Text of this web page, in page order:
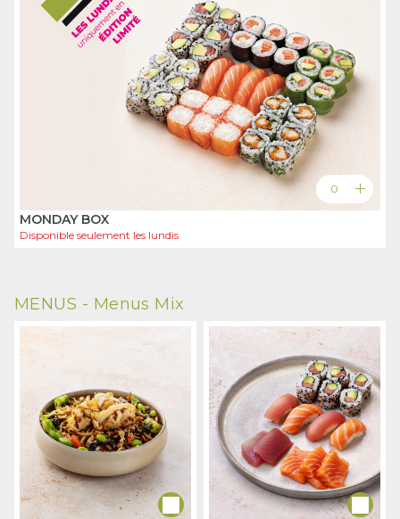
0 add
MONDAY BOX
Disponible seulement les lundis
MENUS - Menus Mix